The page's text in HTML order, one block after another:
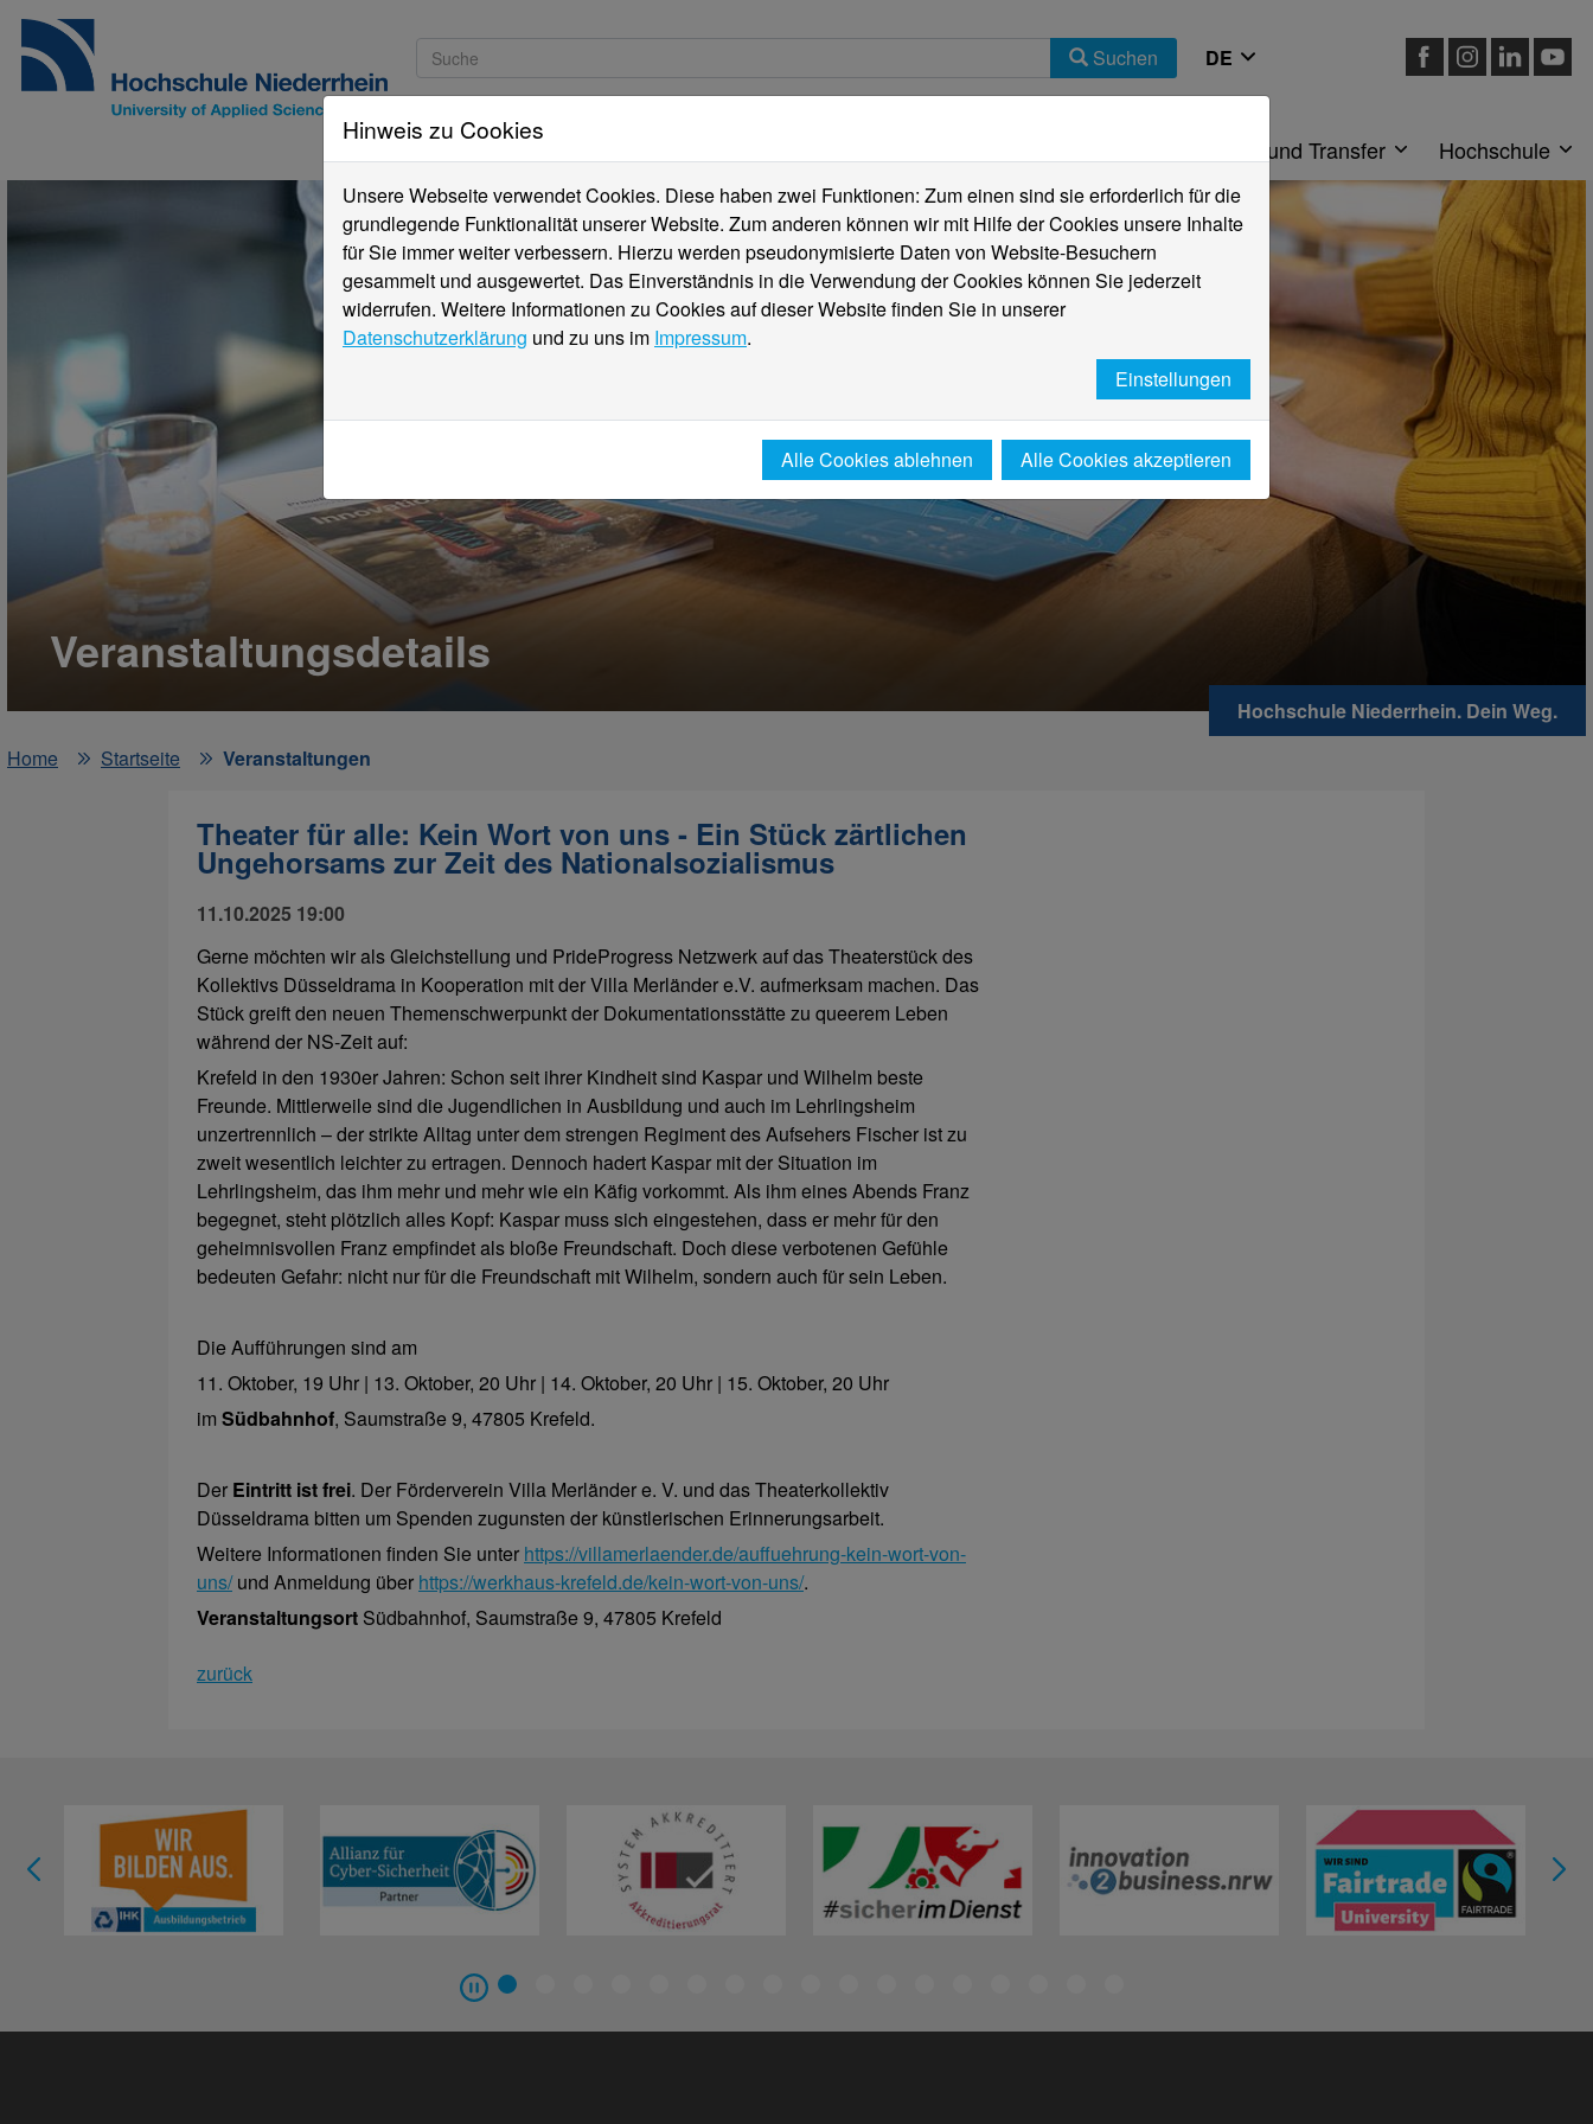
Suchen
Studieninteressierte Forschung und Transfer Hochschule
Veranstaltungsdetails
Hochschule Niederrhein. Dein Weg.
Home
Startseite Veranstaltungen
Theater für alle: Kein Wort von uns - Ein Stück zärtlichen
Ungehorsams zur Zeit des Nationalsozialismus
11.10.2025 19:00
Gerne möchten wir als Gleichstellung und PrideProgress Netzwerk auf das Theaterstück des
Kollektivs Düsseldrama in Kooperation mit der Villa Merländer e.V. aufmerksam machen. Das
Stück greift den neuen Themenschwerpunkt der Dokumentationsstätte zu queerem Leben
während der NS-Zeit auf:
Krefeld in den 1930er Jahren: Schon seit ihrer Kindheit sind Kaspar und Wilhelm beste
Freunde. Mittlerweile sind die Jugendlichen in Ausbildung und auch im Lehrlingsheim
unzertrennlich – der strikte Alltag unter dem strengen Regiment des Aufsehers Fischer ist zu
zweit wesentlich leichter zu ertragen. Dennoch hadert Kaspar mit der Situation im
Lehrlingsheim, das ihm mehr und mehr wie ein Käfig vorkommt. Als ihm eines Abends Franz
begegnet, steht plötzlich alles Kopf: Kaspar muss sich eingestehen, dass er mehr für den
geheimnisvollen Franz empfindet als bloße Freundschaft. Doch diese verbotenen Gefühle
bedeuten Gefahr: nicht nur für die Freundschaft mit Wilhelm, sondern auch für sein Leben.
Die Aufführungen sind am
11. Oktober, 19 Uhr | 13. Oktober, 20 Uhr | 14. Oktober, 20 Uhr | 15. Oktober, 20 Uhr
im Südbahnhof, Saumstraße 9, 47805 Krefeld.
Der Eintritt ist frei. Der Förderverein Villa Merländer e. V. und das Theaterkollektiv
Düsseldrama bitten um Spenden zugunsten der künstlerischen Erinnerungsarbeit.
Weitere Informationen finden Sie unter https://villamerlaender.de/auffuehrung-kein-wort-von-
uns/und Anmeldung über https://werkhaus-krefeld.de/kein-wort-von-uns/.
Veranstaltungsort Südbahnhof, Saumstraße 9, 47805 Krefeld
zurück
Hinweis zu Cookies
Unsere Webseite verwendet Cookies. Diese haben zwei Funktionen: Zum einen sind sie erforderlich für die
grundlegende Funktionalität unserer Website. Zum anderen können wir mit Hilfe der Cookies unsere Inhalte
für Sie immer weiter verbessern. Hierzu werden pseudonymisierte Daten von Website-Besuchern
gesammelt und ausgewertet. Das Einverständnis in die Verwendung der Cookies können Sie jederzeit
widerrufen. Weitere Informationen zu Cookies auf dieser Website finden Sie in unserer
Datenschutzerklärung und zu uns im Impressum.
Einstellungen
Alle Cookies ablehnen Alle Cookies akzeptieren